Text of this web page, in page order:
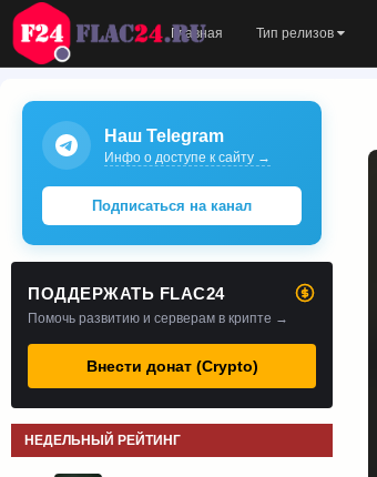
Главная Тип релизов
Наш Telegram
Инфо о доступе к сайту →
Подписаться на канал
ПОДДЕРЖАТЬ FLAC24
Помочь развитию и серверам в крипте →
Внести донат (Crypto)
НЕДЕЛЬНЫЙ РЕЙТИНГ